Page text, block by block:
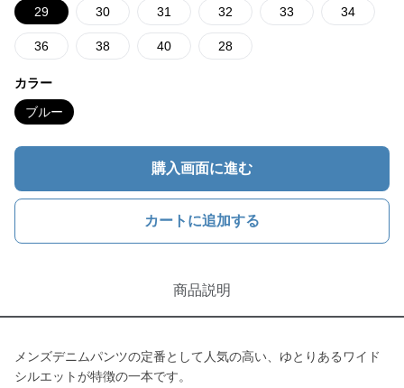
29 30 31 32 33 34
36 38 40 28
カラー
ブルー
購入画面に進む
カートに追加する
商品説明
メンズデニムパンツの定番として人気の高い、ゆとりあるワイド
シルエットが特徴の一本です。